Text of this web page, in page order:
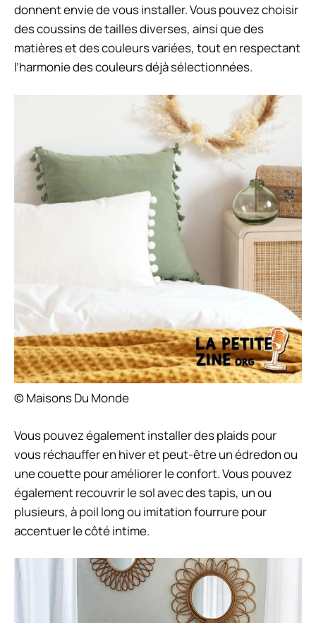
donnent envie de vous installer. Vous pouvez choisir
des coussins de tailles diverses, ainsi que des
matières et des couleurs variées, tout en respectant
l’harmonie des couleurs déjà sélectionnées.
© Maisons Du Monde
Vous pouvez également installer des plaids pour
vous réchauffer en hiver et peut-être un édredon ou
une couette pour améliorer le confort. Vous pouvez
également recouvrir le sol avec des tapis, un ou
plusieurs, à poil long ou imitation fourrure pour
accentuer le côté intime.